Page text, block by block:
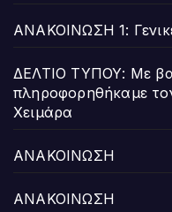
ΑΝΑΚΟΙΝΩΣΗ 1:
ΔΕΛΤΙΟ ΤΥΠΟΥ: Με
πληροφορηθήκαμε
Χειμάρα
ΑΝΑΚΟΙΝΩΣΗ
ΑΝΑΚΟΙΝΩΣΗ